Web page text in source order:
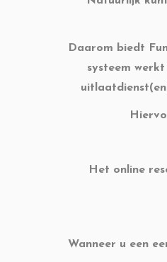
Daarom biedt
systeem
Het online
Wanneer u een